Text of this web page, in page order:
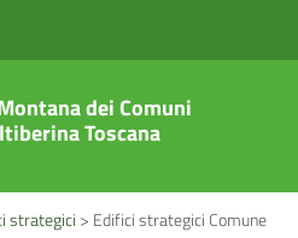
dei Comuni
Toscana
strategici > Edifici strategici Comune